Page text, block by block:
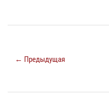
← Предыдущая